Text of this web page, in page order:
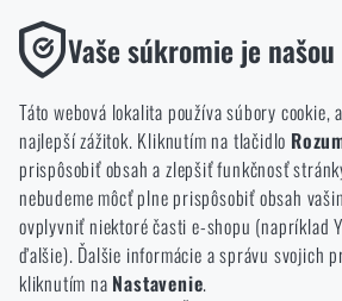
ZOSTANEM TU
PREJDEM NA HLAVNÚ
I WILL STAY
Vaše súkromie je
Táto webová lokalita používa súbory cookie,
najlepší zážitok. Kliknutím na tlačidlo
prispôsobiť obsah a zlepšiť funkčnosť
nebudeme môcť plne prispôsobiť obsah
ovplyvniť niektoré časti e-shopu (napríklad
ďalšie). Ďalšie informácie a správu svojich
kliknutím na Nastavenie.
Funkčné
Bez nich by naša webová stránka
týchto súborov cookie nie je možné
Analytické
Tieto súbory cookie anonymne
prezeráte a používate našu webovú
lepšie pochopiť, čo sa našim
smerovať.